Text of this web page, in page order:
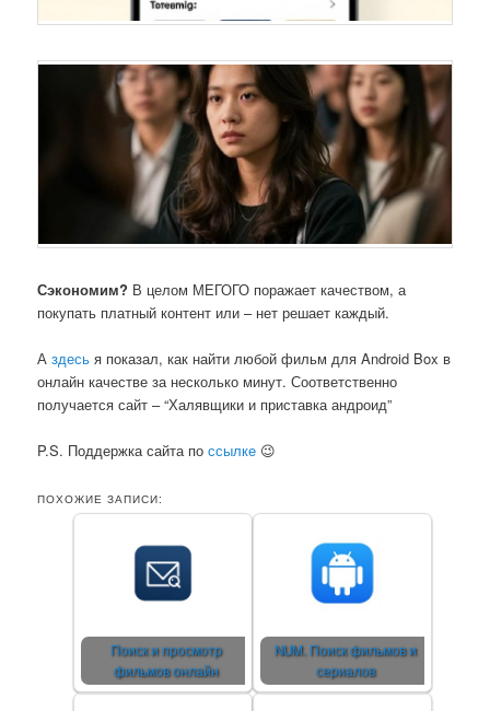
Сэкономим? В целом МЕГОГО поражает качеством, а
покупать платный контент или – нет решает каждый.
Аздесь я показал, как найти любой фильм для Android Box в
онлайн качестве за несколько минут. Соответственно
получается сайт – “Халявщики и приставка андроид”
P.S. Поддержка сайта по ссылке 😉
ПОХОЖИЕ ЗАПИСИ:
Поиск и просмотр
фильмов онлайн
NUM. Поиск фильмов и
сериалов